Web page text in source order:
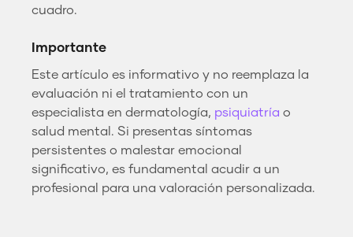
cuadro.
Importante
Este artículo es informativo y no reemplaza la
evaluación ni el tratamiento con un
especialista en dermatología, psiquiatría o
salud mental. Si presentas síntomas
persistentes o malestar emocional
significativo, es fundamental acudir a un
profesional para una valoración personalizada.